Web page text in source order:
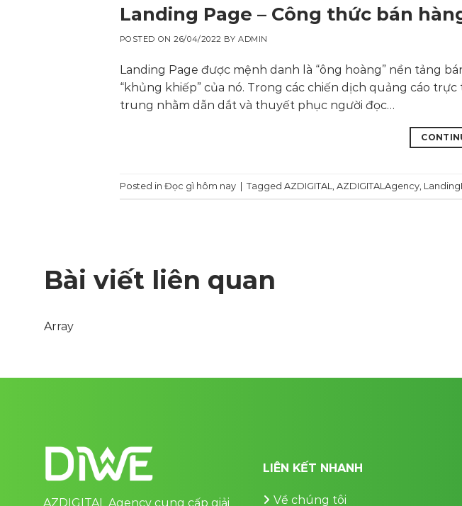
Landing Page – Công thức bán
POSTED ON26/04/2022 BYADMIN
Landing Page được mệnh danh là “ông hoàng” nền tảng
“khủng khiếp” của nó. Trong các chiến dịch quảng cáo
trung nhằm dẫn dắt và thuyết phục người đọc…
Posted in Đọc gì hôm nay | Tagged AZDIGITAL AZDIGITALAgency,
Bài viết liên quan
Array
AZDIGITAL Agency cung cấp giải
LIÊN KẾT NHANH
Về chúng tôi